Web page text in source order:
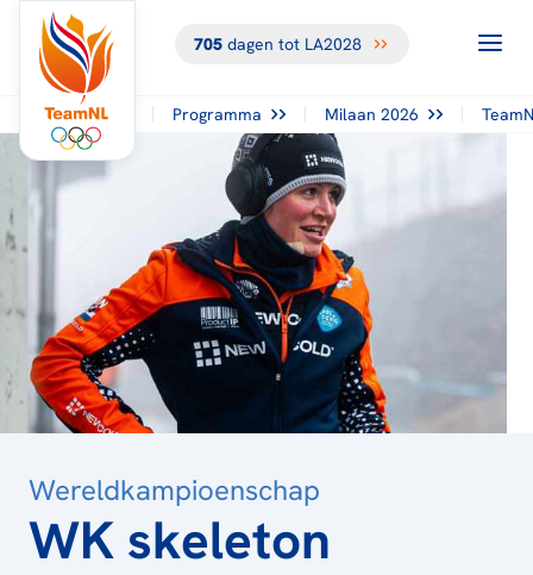
705dagen tot LA2028
Programma Milaan 2026
Wereldkampioenschap
WK skeleton
TERUG NAAR
OVERZICHT